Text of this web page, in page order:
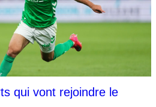
qui vont rejoindre le